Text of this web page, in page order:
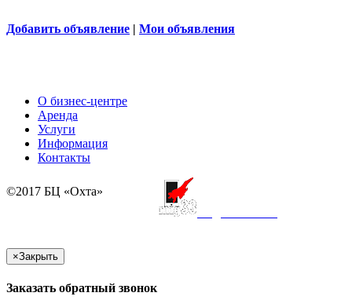
Добавить объявление | Мои объявления
О бизнес-центре
Аренда
Услуги
Информация
Контакты
©2017 БЦ «Охта»
×Закрыть
Заказать обратный звонок